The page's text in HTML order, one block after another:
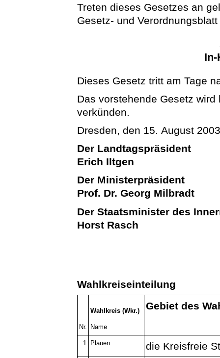
Treten dieses Gesetzes an
Gesetz- und
Dieses Gesetz tritt am Tage
Das vorstehende Gesetz
verkünden.
Dresden, den 15. August
Der Landtagspräsident
Erich Iltgen
Der Ministerpräsident
Prof. Dr. Georg Milbradt
Der Staatsminister des
Horst Rasch
Wahlkreiseinteilung
Wahlkreis (Wkr.) Gebiet des
Nr. Name
1 Plauen die Kreisfreie